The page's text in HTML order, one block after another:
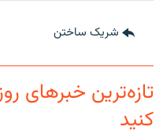
شریک ساختن
تازه‌ترین خبرهای
کنید